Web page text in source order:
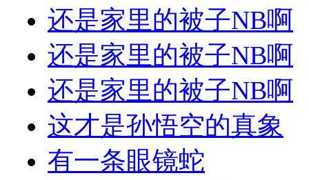
还是家里的被子NB啊
还是家里的被子NB啊
还是家里的被子NB啊
这才是孙悟空的真象
有一条眼镜蛇